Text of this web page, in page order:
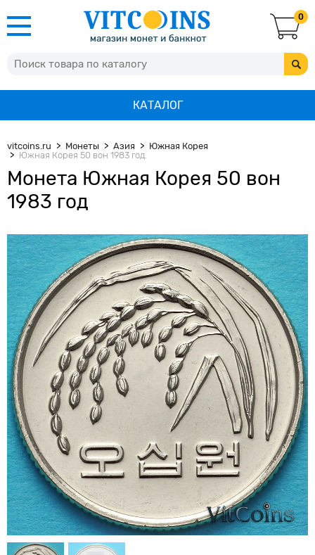
0
КАТАЛОГ
vitcoins.ru Монеты Азия
Южная Корея
Южная Корея 50 вон 1983 год.
Монета Южная Корея 50 вон
1983 год